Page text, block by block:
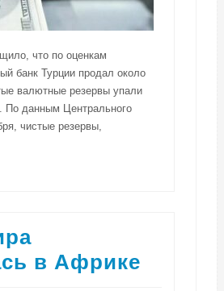
что по оценкам
банк Турции продал около
валютные резервы упали
По данным Центрального
чистые резервы,
в Африке